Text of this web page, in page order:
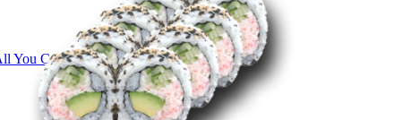
You Can Eat (Holstebro)